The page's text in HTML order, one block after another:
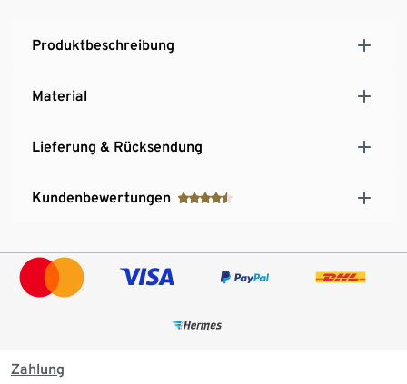
Produktbeschreibung
Material
Lieferung & Rücksendung
Kundenbewertungen
Zahlung